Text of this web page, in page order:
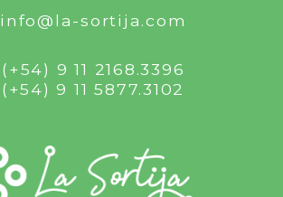
info@la-sortija.com
(+54) 9 11 2168.3396
(+54) 9 11 5877.3102